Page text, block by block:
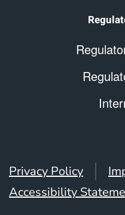
Privacy Policy
Accessibility